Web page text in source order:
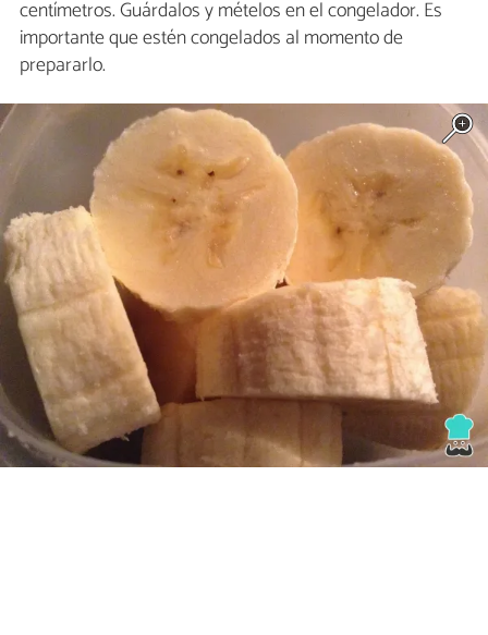
centímetros. Guárdalos y mételos en el congelador. Es
importante que estén congelados al momento de
prepararlo.